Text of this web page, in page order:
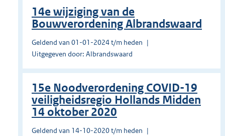
14e wijziging van de
Bouwverordening Albrandswaard
Geldend van 01-01-2024 t/m heden
Uitgegeven door: Albrandswaard
15e Noodverordening COVID-19
veiligheidsregio Hollands Midden
14 oktober 2020
Geldend van 14-10-2020 t/m heden